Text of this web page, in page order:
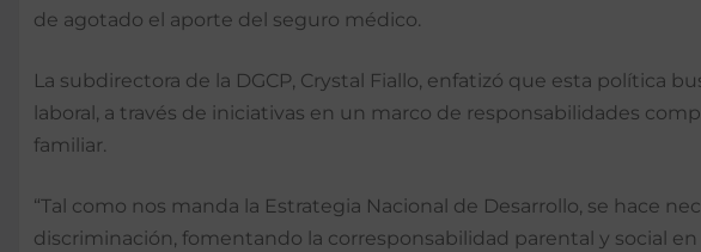
de agotado el aporte del seguro médico.
La subdirectora de la DGCP, Crystal Fiallo, enfatizó que esta política
laboral, a través de iniciativas en un marco de responsabilidades
familiar.
“Tal como nos manda la Estrategia Nacional de Desarrollo, se hace
discriminación, fomentando la corresponsabilidad parental y social